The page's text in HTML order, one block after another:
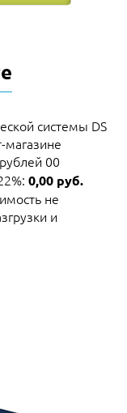
системы DS
магазине
00
0,00 руб.
не
и